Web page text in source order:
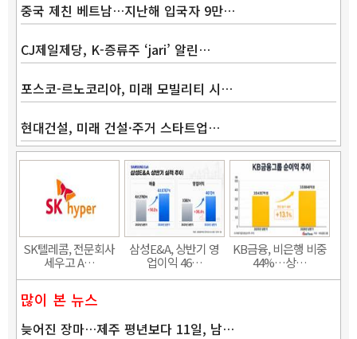
중국 제친 베트남…지난해 입국자 9만…
CJ제일제당, K-증류주 ‘jari’ 알린…
포스코-르노코리아, 미래 모빌리티 시…
현대건설, 미래 건설·주거 스타트업…
SK텔레콤, 전문회사
세우고 A…
삼성E&A, 상반기 영
업이익 46…
KB금융, 비은행 비중
44%…상…
많이 본 뉴스
늦어진 장마…제주 평년보다 11일, 남…